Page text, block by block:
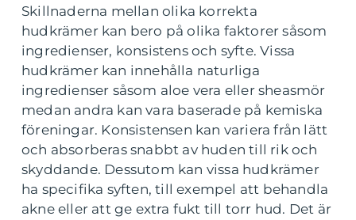
Skillnaderna mellan olika korrekta
hudkrämer kan bero på olika faktorer såsom
ingredienser, konsistens och syfte. Vissa
hudkrämer kan innehålla naturliga
ingredienser såsom aloe vera eller sheasmör
medan andra kan vara baserade på kemiska
föreningar. Konsistensen kan variera från lätt
och absorberas snabbt av huden till rik och
skyddande. Dessutom kan vissa hudkrämer
ha specifika syften, till exempel att behandla
akne eller att ge extra fukt till torr hud. Det är